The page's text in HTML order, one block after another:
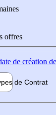
offres
de création
de Contrat